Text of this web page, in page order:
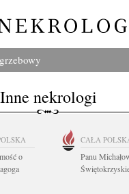
Inne nekrologi
o
CAŁA
Panu